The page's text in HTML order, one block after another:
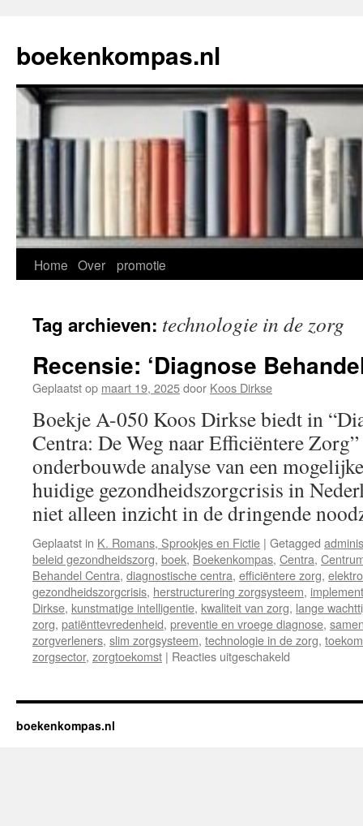
de
inhoud
boekenkompas.nl
Home Over promotie
Tag archieven: technologie in de zorg
Recensie: ‘Diagnose
Geplaatst op maart 19, 2025door Koos Dirkse
Boekje A-050 Koos Dirkse biedt in
Centra: De Weg naar Efficiëntere
onderbouwde analyse van een
huidige gezondheidszorgcrisis in
niet alleen inzicht in de dringende
Geplaatst in K. Romans, Sprookjes en Fictie | Getagged
beleid gezondheidszorg, boek, Boekenkompas, Centra,
Behandel Centra, diagnostische centra, efficiëntere zorg,
gezondheidszorgcrisis, herstructurering zorgsysteem,
Dirkse, kunstmatige intelligentie, kwaliteit van zorg, lange
zorg, patiënttevredenheid, preventie en vroege diagnose,
zorgverleners, slim zorgsysteem, technologie in de zorg,
zorgsector, zorgtoekomst | Reacties uitgeschakeld
Behandel
boekenkompas.nl